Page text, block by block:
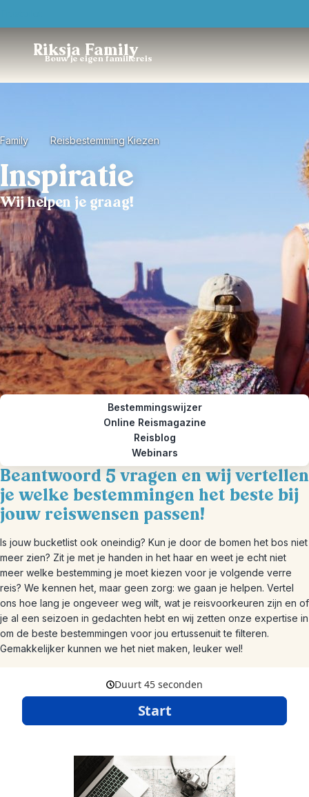
Riksja Family
Bouw je eigen familiereis
Family Reisbestemming Kiezen
Inspiratie
Wij helpen je graag!
Bestemmingswijzer
Online Reismagazine
Reisblog
Webinars
Beantwoord 5 vragen en wij vertellen
je welke bestemmingen het beste bij
jouw reiswensen passen!
Is jouw bucketlist ook oneindig? Kun je door de bomen het bos niet
meer zien? Zit je met je handen in het haar en weet je echt niet
meer welke bestemming je moet kiezen voor je volgende verre
reis? We kennen het, maar geen zorg: we gaan je helpen. Vertel
ons hoe lang je ongeveer weg wilt, wat je reisvoorkeuren zijn en of
je al een seizoen in gedachten hebt en wij zetten onze expertise in
om de beste bestemmingen voor jou ertussenuit te filteren.
Gemakkelijker kunnen we het niet maken, leuker wel!